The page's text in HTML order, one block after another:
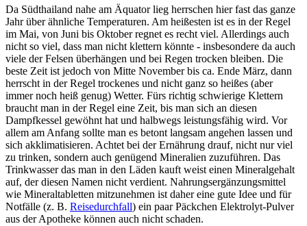
Da Südthailand nahe am Äquator lieg herrschen hier fast das ganze
Jahr über ähnliche Temperaturen. Am heißesten ist es in der Regel
im Mai, von Juni bis Oktober regnet es recht viel. Allerdings auch
nicht so viel, dass man nicht klettern könnte - insbesondere da auch
viele der Felsen überhängen und bei Regen trocken bleiben. Die
beste Zeit ist jedoch von Mitte November bis ca. Ende März, dann
herrscht in der Regel trockenes und nicht ganz so heißes (aber
immer noch heiß genug) Wetter. Fürs richtig schwierige Klettern
braucht man in der Regel eine Zeit, bis man sich an diesen
Dampfkessel gewöhnt hat und halbwegs leistungsfähig wird. Vor
allem am Anfang sollte man es betont langsam angehen lassen und
sich akklimatisieren. Achtet bei der Ernährung drauf, nicht nur viel
zu trinken, sondern auch genügend Mineralien zuzuführen. Das
Trinkwasser das man in den Läden kauft weist einen Mineralgehalt
auf, der diesen Namen nicht verdient. Nahrungsergänzungsmittel
wie Mineraltabletten mitzunehmen ist daher eine gute Idee und für
Notfälle (z. B. Reisedurchfall) ein paar Päckchen Elektrolyt-Pulver
aus der Apotheke können auch nicht schaden.